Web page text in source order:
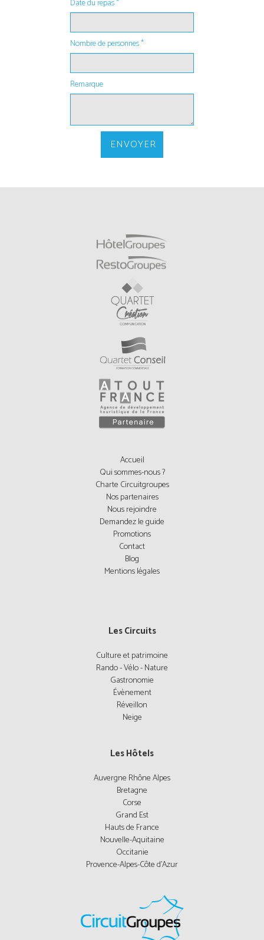
Date du repas *
Nombre de personnes *
Remarque
ENVOYER
Accueil
Qui sommes-nous ?
Charte Circuitgroupes
Nos partenaires
Nous rejoindre
Demandez le guide
Promotions
Contact
Blog
Mentions légales
Les Circuits
Culture et patrimoine
Rando - Vélo - Nature
Gastronomie
Évènement
Réveillon
Neige
Les Hôtels
Auvergne Rhône Alpes
Bretagne
Corse
Grand Est
Hauts de France
Nouvelle-Aquitaine
Occitanie
Provence-Alpes-Côte d'Azur